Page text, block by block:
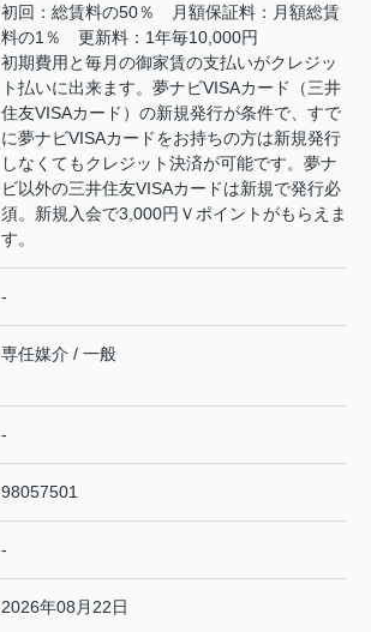
初回：総賃料の50％ 月額保証料：月額総賃
料の1％ 更新料：1年毎10,000円
初期費用と毎月の御家賃の支払いがクレジッ
ト払いに出来ます。夢ナビVISAカード（三井
住友VISAカード）の新規発行が条件で、すで
に夢ナビVISAカードをお持ちの方は新規発行
しなくてもクレジット決済が可能です。夢ナ
ビ以外の三井住友VISAカードは新規で発行必
須。新規入会で3,000円Ｖポイントがもらえま
す。
-
専任媒介 / 一般
-
98057501
-
2026年08月22日